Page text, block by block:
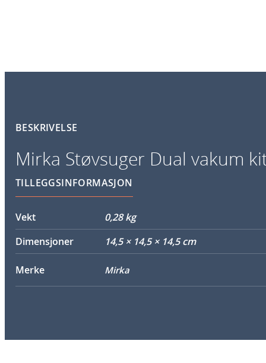
BESKRIVELSE
Mirka Støvsuger Dual vakum
TILLEGGSINFORMASJON
Vekt
0,28 kg
Dimensjoner
14,5 × 14,5 × 14,5 cm
Merke Mirka